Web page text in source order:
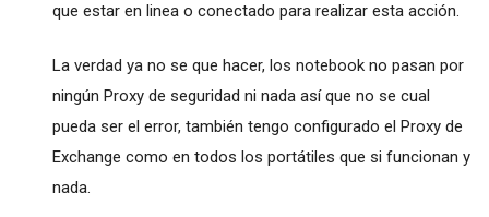
que estar en linea o conectado para realizar esta acción.
La verdad ya no se que hacer, los notebook no pasan por
ningún Proxy de seguridad ni nada así que no se cual
pueda ser el error, también tengo configurado el Proxy de
Exchange como en todos los portátiles que si funcionan y
nada.